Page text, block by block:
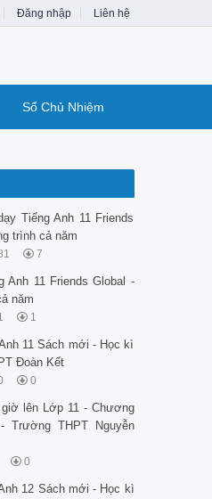
Đăng nhập Liên hệ
Sổ Chủ Nhiệm
Tiếng Anh 11 Friends
trình cả năm
7
Anh 11 Friends Global -
năm
1
11 Sách mới - Học kì
Đoàn Kết
0
giờ lên Lớp 11 - Chương
Trường THPT Nguyễn
0
12 Sách mới - Học kì